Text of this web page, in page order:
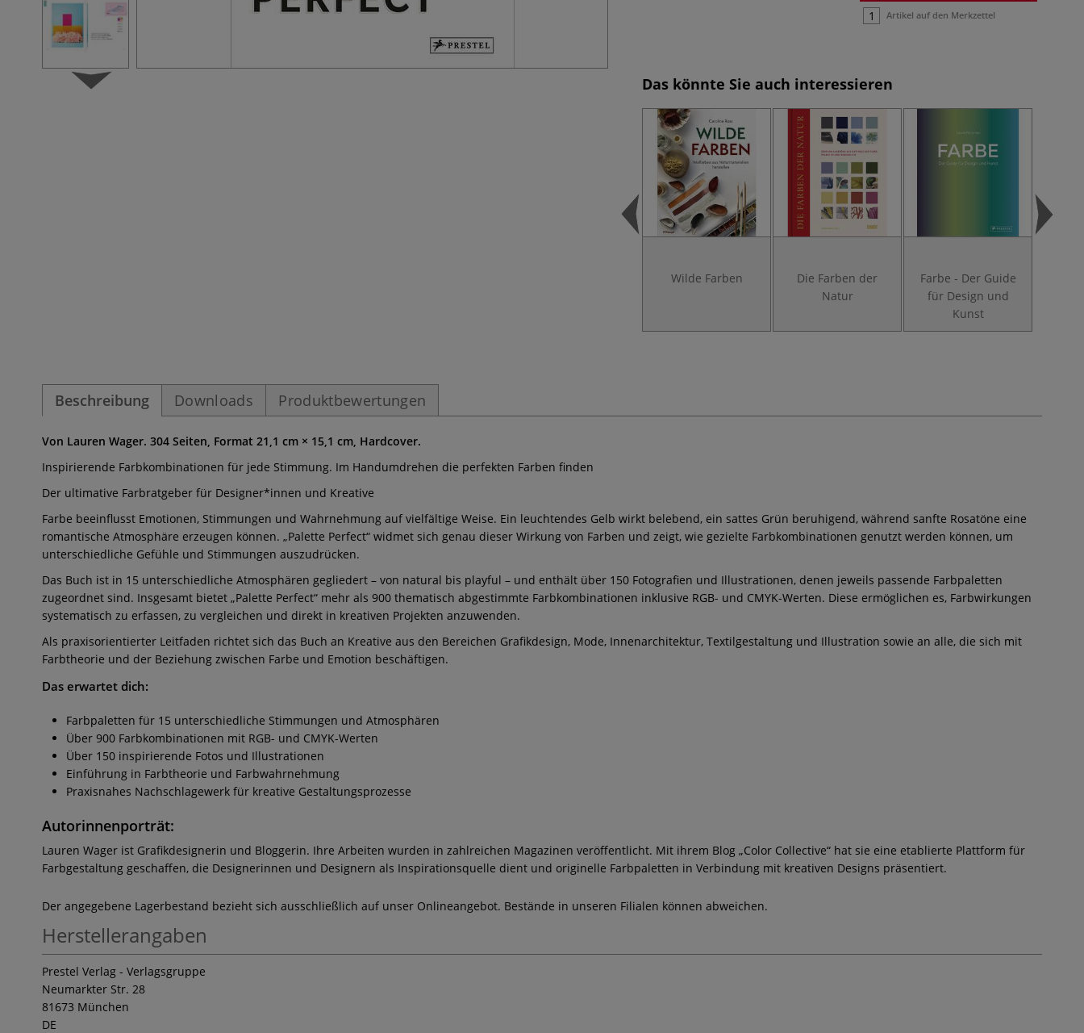
Artikel auf den Merkzettel
Das könnte Sie auch interessieren
Wilde Farben
Die Farben der
Natur
Farbe - Der Guide
für Design und
Kunst
Beschreibung Downloads Produktbewertungen
Von Lauren Wager. 304 Seiten, Format 21,1 cm × 15,1 cm, Hardcover.
Inspirierende Farbkombinationen für jede Stimmung. Im Handumdrehen die perfekten Farben finden
Der ultimative Farbratgeber für Designer*innen und Kreative
Farbe beeinflusst Emotionen, Stimmungen und Wahrnehmung auf vielfältige Weise. Ein leuchtendes Gelb wirkt belebend, ein sattes Grün beruhigend, während sanfte Rosatöne eine
romantische Atmosphäre erzeugen können. „Palette Perfect“ widmet sich genau dieser Wirkung von Farben und zeigt, wie gezielte Farbkombinationen genutzt werden können, um
unterschiedliche Gefühle und Stimmungen auszudrücken.
Das Buch ist in 15 unterschiedliche Atmosphären gegliedert – von natural bis playful – und enthält über 150 Fotografien und Illustrationen, denen jeweils passende Farbpaletten
zugeordnet sind. Insgesamt bietet „Palette Perfect“ mehr als 900 thematisch abgestimmte Farbkombinationen inklusive RGB- und CMYK-Werten. Diese ermöglichen es, Farbwirkungen
systematisch zu erfassen, zu vergleichen und direkt in kreativen Projekten anzuwenden.
Als praxisorientierter Leitfaden richtet sich das Buch an Kreative aus den Bereichen Grafikdesign, Mode, Innenarchitektur, Textilgestaltung und Illustration sowie an alle, die sich mit
Farbtheorie und der Beziehung zwischen Farbe und Emotion beschäftigen.
Das erwartet dich:
Farbpaletten für 15 unterschiedliche Stimmungen und Atmosphären
Über 900 Farbkombinationen mit RGB- und CMYK-Werten
Über 150 inspirierende Fotos und Illustrationen
Einführung in Farbtheorie und Farbwahrnehmung
Praxisnahes Nachschlagewerk für kreative Gestaltungsprozesse
Autorinnenporträt:
Lauren Wager ist Grafikdesignerin und Bloggerin. Ihre Arbeiten wurden in zahlreichen Magazinen veröffentlicht. Mit ihrem Blog „Color Collective“ hat sie eine etablierte Plattform für
Farbgestaltung geschaffen, die Designerinnen und Designern als Inspirationsquelle dient und originelle Farbpaletten in Verbindung mit kreativen Designs präsentiert.
Der angegebene Lagerbestand bezieht sich ausschließlich auf unser Onlineangebot. Bestände in unseren Filialen können abweichen.
Herstellerangaben
Prestel Verlag - Verlagsgruppe
Neumarkter Str. 28
81673 München
DE